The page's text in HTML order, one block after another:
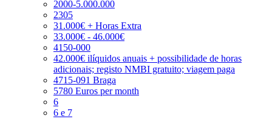
2000-5.000.000
2305
31.000€ + Horas Extra
33.000€ - 46.000€
4150-000
42.000€ ilíquidos anuais + possibilidade de horas
adicionais; registo NMBI gratuito; viagem paga
4715-091 Braga
5780 Euros per month
6
6 e 7